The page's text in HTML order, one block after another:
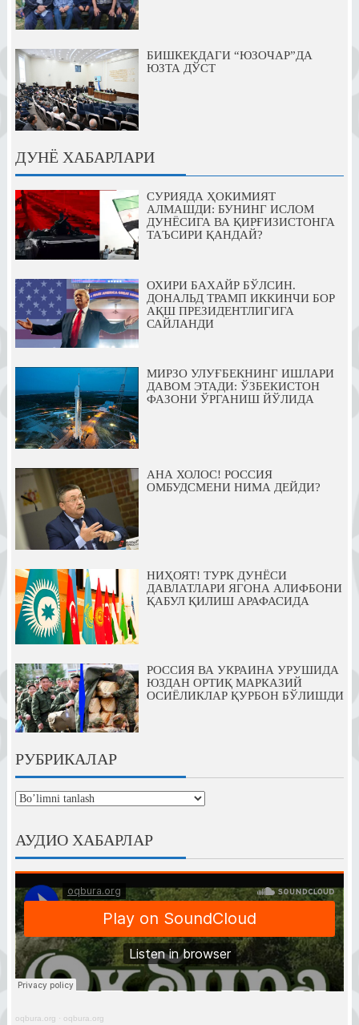
БИШКЕКДАГИ “ЮЗОЧАР”ДА
ЮЗТА ДЎСТ
ДУНЁ ХАБАРЛАРИ
СУРИЯДА ҲОКИМИЯТ
АЛМАШДИ: БУНИНГ ИСЛОМ
ДУНЁСИГА ВА ҚИРҒИЗИСТОНГА
ТАЪСИРИ ҚАНДАЙ?
ОХИРИ БАХАЙР БЎЛСИН.
ДОНАЛЬД ТРАМП ИККИНЧИ БОР
АҚШ ПРЕЗИДЕНТЛИГИГА
САЙЛАНДИ
МИРЗО УЛУҒБЕКНИНГ ИШЛАРИ
ДАВОМ ЭТАДИ: ЎЗБЕКИСТОН
ФАЗОНИ ЎРГАНИШ ЙЎЛИДА
АНА ХОЛОС! РОССИЯ
ОМБУДСМЕНИ НИМА ДЕЙДИ?
НИҲОЯТ! ТУРК ДУНЁСИ
ДАВЛАТЛАРИ ЯГОНА АЛИФБОНИ
ҚАБУЛ ҚИЛИШ АРАФАСИДА
РОССИЯ ВА УКРАИНА УРУШИДА
ЮЗДАН ОРТИҚ МАРКАЗИЙ
ОСИЁЛИКЛАР ҚУРБОН БЎЛИШДИ
РУБРИКАЛАР
рубрикалар
АУДИО ХАБАРЛАР
oqbura.org · oqbura.org